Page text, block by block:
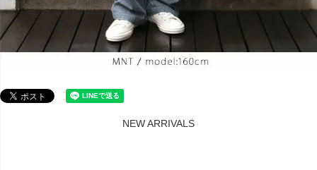
NEW ARRIVALS